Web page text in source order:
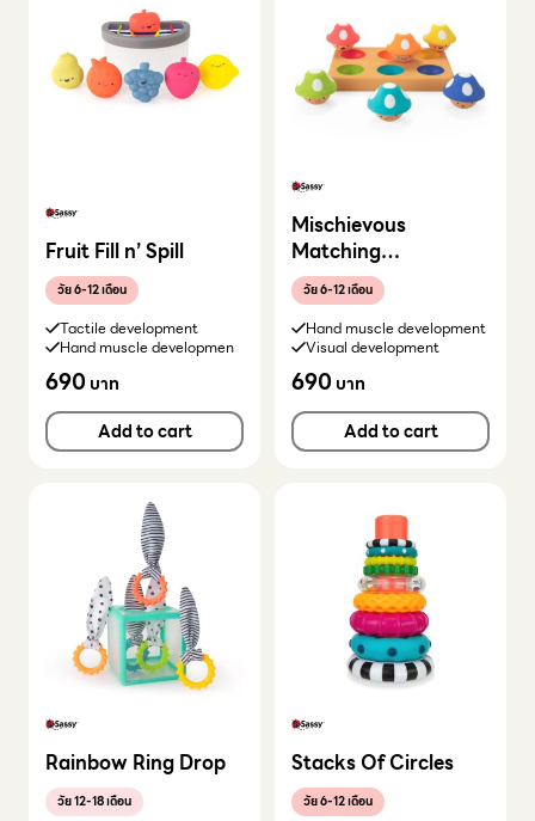
Fruit Fill n’ Spill
วัย 6-12 เดือน
Tactile development
Hand muscle developmen
690บาท
Add to cart
Mischievous
Matching
Mushrooms Toy
วัย 6-12 เดือน
Hand muscle development
Visual development
690บาท
Add to cart
Rainbow Ring Drop
วัย 12-18 เดือน
Stacks Of Circles
วัย 6-12 เดือน